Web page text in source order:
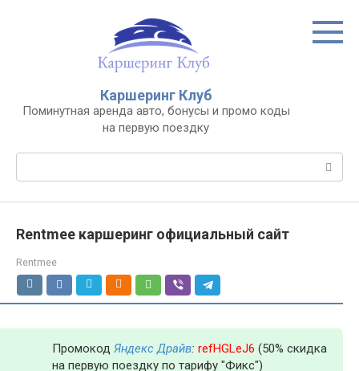
Каршеринг Клуб
Поминутная аренда авто, бонусы и промо коды
на первую поездку
Поиск:
Rentmee каршеринг официальный сайт
Rentmee
Промокод Яндекс Драйв: refHGLeJ6 (50% скидка
на первую поездку по тарифу "Фикс")